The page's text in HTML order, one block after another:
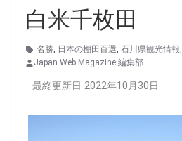
白米千枚田
名勝, 日本の棚田百選, 石川県観光情報,
Japan Web Magazine 編集部
最終更新日 2022年10月30日